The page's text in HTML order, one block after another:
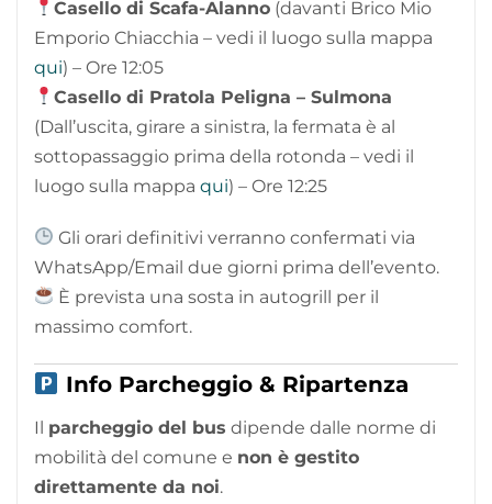
Casello di Scafa-Alanno (davanti Brico Mio
Emporio Chiacchia – vedi il luogo sulla mappa
qui) – Ore 12:05
Casello di Pratola Peligna – Sulmona
(Dall’uscita, girare a sinistra, la fermata è al
sottopassaggio prima della rotonda – vedi il
luogo sulla mappa qui) – Ore 12:25
Gli orari definitivi verranno confermati via
WhatsApp/Email due giorni prima dell’evento.
È prevista una sosta in autogrill per il
massimo comfort.
Info Parcheggio & Ripartenza
Il parcheggio del bus dipende dalle norme di
mobilità del comune e non è gestito
direttamente da noi.